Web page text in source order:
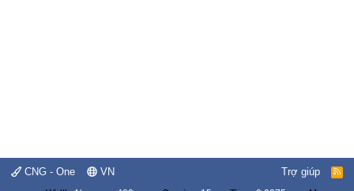
CNG - One VN Trợ giúp
R